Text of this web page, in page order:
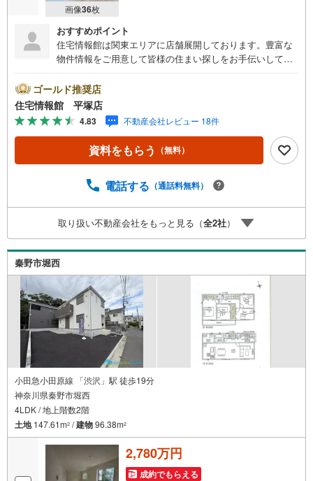
画像36枚
おすすめポイント
住宅情報館は関東エリアに店舗展開しております。豊富な
物件情報をご用意して皆様の住まい探しをお手伝いしてお
さい。【営業時間 10:00～19:00 火曜・水曜（祝日の場
合は営業いたします）】「資料請求」「内覧」のお問い合
わせは上記時間内ですとスムーズにご対応が可能です。ス
タッフ一同お客様のお問合せをお待ちしております。【住
宅ローン相談会】開催中無理のない住宅ローンの試算やご
購入の際にかかる諸費用の概算も行っております。しっか
気軽にご相談ください。お客様第一主義をモット-にお引越
実に努めさせて頂きます。住宅情報館にお越し頂けたら、
物件のご紹介だけではなく、お住まいの疑問、不安、お家
の事ならなんでもご相談いただけます。お客様の要望をお
伺いしながら誠心誠意、全力でサポートさせて頂きます。
お客様一人一人に合わせたライフプランのご提案をさせて
いただきます。お気軽にご相談ください。
ゴールド推奨店
住宅情報館 平塚店
4.83 不動産会社レビュー 18件
資料をもらう （無料）
電話する （通話料無料）
取り扱い不動産会社をもっと見る（全2社）
秦野市堀西
小田急小田原線 「渋沢」駅 徒歩19分
神奈川県秦野市堀西
4LDK / 地上階数2階
土地147.61m2 /建物96.38m2
2,780万円
成約でもらえる